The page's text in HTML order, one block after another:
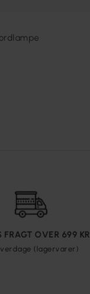
FRAGT OVER 699 KR
(lagervarer)